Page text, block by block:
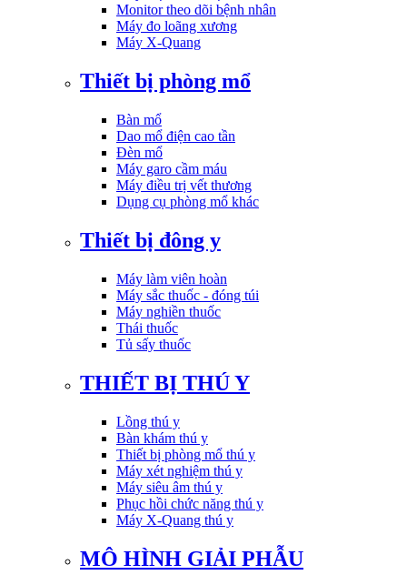
Monitor theo dõi bệnh nhân
Máy đo loãng xương
Máy X-Quang
Thiết bị phòng mổ
Bàn mổ
Dao mổ điện cao tần
Đèn mổ
Máy garo cầm máu
Máy điều trị vết thương
Dụng cụ phòng mổ khác
Thiết bị đông y
Máy làm viên hoàn
Máy sắc thuốc - đóng túi
Máy nghiền thuốc
Thái thuốc
Tủ sấy thuốc
THIẾT BỊ THÚ Y
Lồng thú y
Bàn khám thú y
Thiết bị phòng mổ thú y
Máy xét nghiệm thú y
Máy siêu âm thú y
Phục hồi chức năng thú y
Máy X-Quang thú y
MÔ HÌNH GIẢI PHẪU